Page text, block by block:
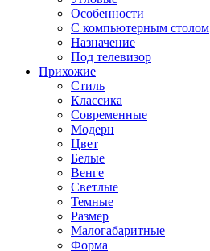
Особенности
С компьютерным столом
Назначение
Под телевизор
Прихожие
Стиль
Классика
Современные
Модерн
Цвет
Белые
Венге
Светлые
Темные
Размер
Малогабаритные
Форма